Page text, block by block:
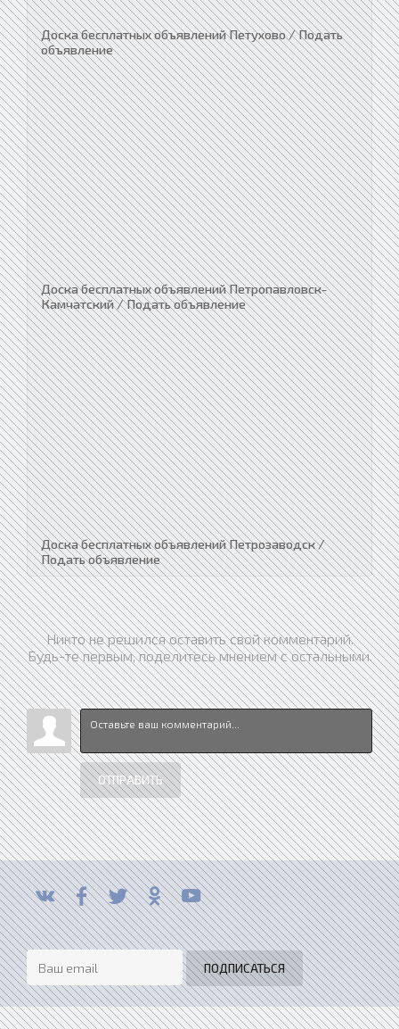
Доска бесплатных объявлений Петухово / Подать
объявление
Доска бесплатных объявлений Петропавловск-
Камчатский / Подать объявление
Доска бесплатных объявлений Петрозаводск /
Подать объявление
Никто не решился оставить свой комментарий.
Будь-те первым, поделитесь мнением с остальными.
ОТПРАВИТЬ